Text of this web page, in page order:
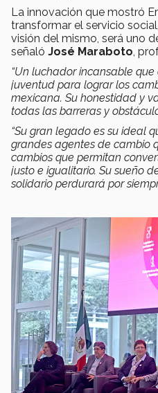
La innovación que mostró
transformar el servicio
visión del mismo, será uno
señaló José Maraboto,
“Un luchador incansable
juventud para lograr los
mexicana. Su honestidad y
todas las barreras y
“Su gran legado es su ideal
grandes agentes de cambio
cambios que permitan
justo e igualitario. Su sueño
solidario perdurará por